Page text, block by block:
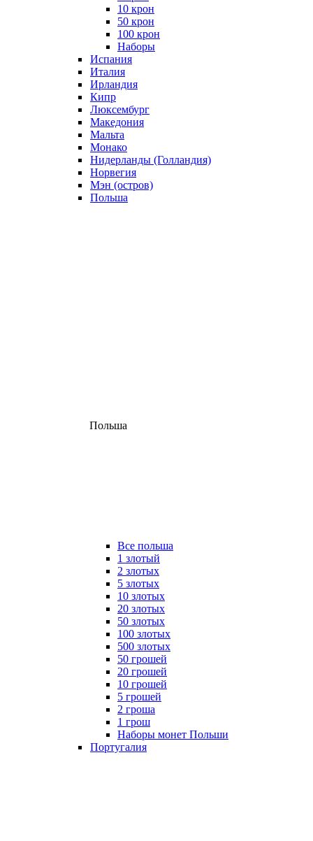
10 крон
50 крон
100 крон
Наборы
Испания
Италия
Ирландия
Кипр
Люксембург
Македония
Мальта
Монако
Нидерланды (Голландия)
Норвегия
Мэн (остров)
Польша
Польша
Все польша
1 злотый
2 злотых
5 злотых
10 злотых
20 злотых
50 злотых
100 злотых
500 злотых
50 грошей
20 грошей
10 грошей
5 грошей
2 гроша
1 грош
Наборы монет Польши
Португалия